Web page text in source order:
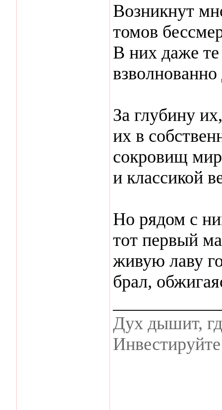
Возникнут
томов
В них даже
За глубину
их в
сокровищ
и классикой
Но рядом с
тот первый
живую лаву
брал,
Дух дышит,